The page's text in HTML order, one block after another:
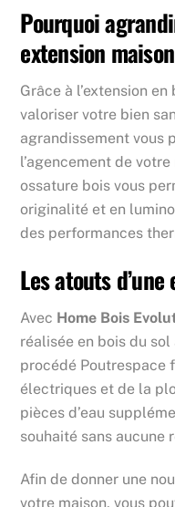
Pourquoi
extension
Grâce à l’extension
valoriser votre bien
agrandissement vous
l’agencement de
ossature bois vous
originalité et en
des performances
Les atouts
Avec Home Bois
réalisée en bois du
procédé Poutrespace
électriques et de la
pièces d’eau
souhaité sans aucune
Afin de donner une
votre maison, vous